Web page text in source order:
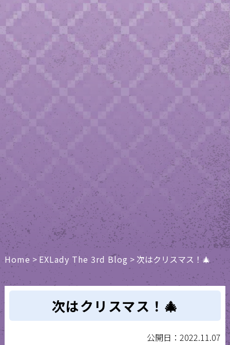
Home >EXLady The 3rd Blog >次はクリスマス！🎄
次はクリスマス！🎄
公開日：2022.11.07